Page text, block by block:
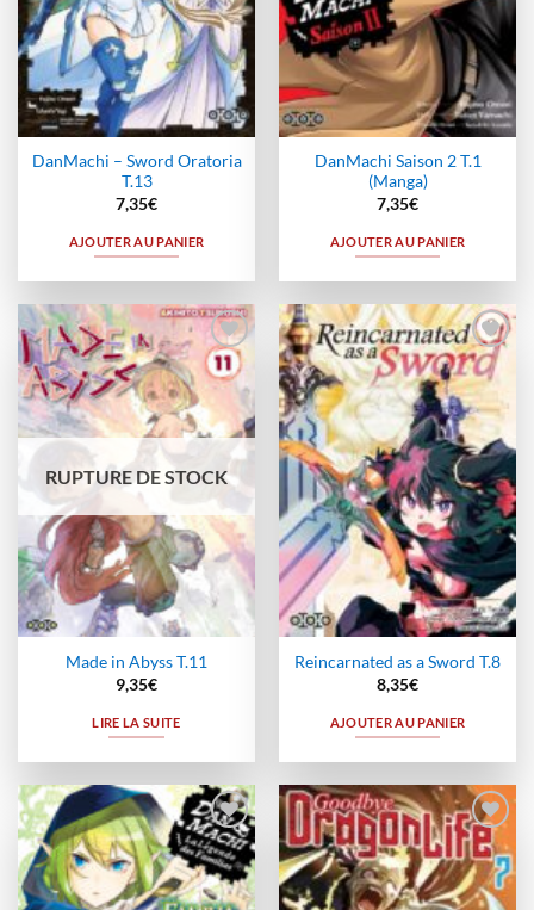
DanMachi – Sword Oratoria
T.13
7,35€
AJOUTER AU PANIER
DanMachi Saison 2 T.1
(Manga)
7,35€
AJOUTER AU PANIER
Ajouter
à la
wishlist
RUPTURE DE STOCK
Made in Abyss T.11
9,35€
LIRE LA SUITE
Ajouter
à la
wishlist
Reincarnated as a Sword T.8
8,35€
AJOUTER AU PANIER
Ajouter
à la
wishlist
Ajouter
à la
wishlist